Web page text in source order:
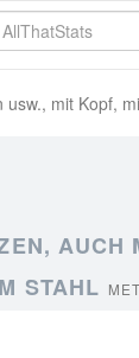
mit Kopf,
STAHL